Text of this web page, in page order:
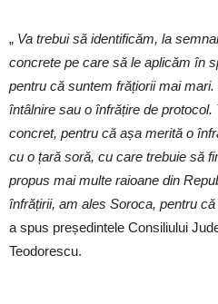
„ Va trebui să identificăm, la
concrete pe care să le aplicăm în
pentru că suntem frățiorii mai
întâlnire sau o înfrățire de protocol.
concret, pentru că așa merită o
cu o țară soră, cu care trebuie să
propus mai multe raioane din
înfrățirii, am ales Soroca, pentru
a spus președintele Consiliului
Teodorescu.